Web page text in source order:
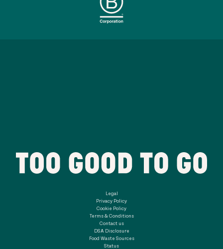
Legal
Privacy Policy
Cookie Policy
Terms & Conditions
Contact us
DSA Disclosure
Food Waste Sources
Status